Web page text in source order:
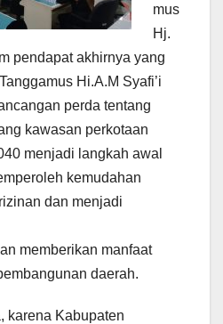
mus
Hj.
pendapat akhirnya yang
Hi.A.M Syafi’i
perda tentang
kawasan perkotaan
menjadi langkah awal
kemudahan
dan menjadi
memberikan manfaat
daerah.
karena Kabupaten